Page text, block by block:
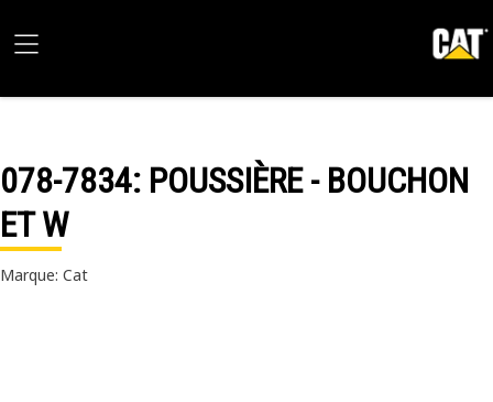
078-7834: POUSSIÈRE - BOUCHON
ET W
Marque: Cat